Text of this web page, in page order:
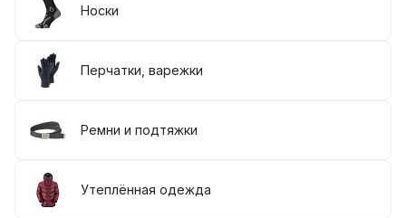
Носки
Перчатки, варежки
Ремни и подтяжки
Утеплённая одежда